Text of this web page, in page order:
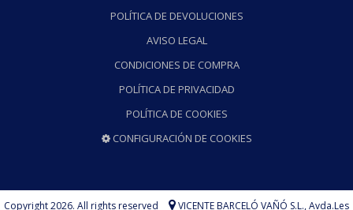
POLÍTICA DE DEVOLUCIONES
AVISO LEGAL
CONDICIONES DE COMPRA
POLÍTICA DE PRIVACIDAD
POLÍTICA DE COOKIES
CONFIGURACIÓN DE COOKIES
Copyright 2026. All rights reserved VICENTE BARCELÓ VAÑÓ S.L.,Avda.Les